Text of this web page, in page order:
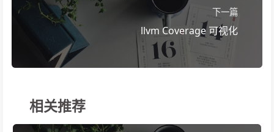
下一篇
llvm Coverage 可视化
相关推荐